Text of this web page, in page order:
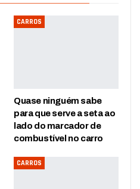
CARROS
Quase ninguém sabe
para que serve a seta ao
lado do marcador de
combustível no carro
CARROS